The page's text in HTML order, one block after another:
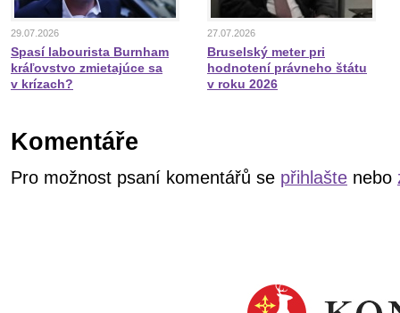
29.07.2026
Spasí labourista Burnham
kráľovstvo zmietajúce sa
v krízach?
27.07.2026
Bruselský meter pri
hodnotení právneho štátu
v roku 2026
Komentáře
Pro možnost psaní komentářů se přihlašte nebo